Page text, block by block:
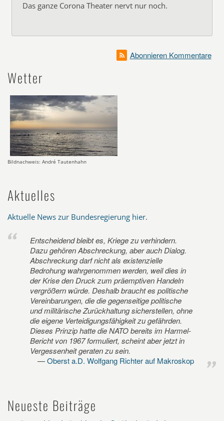
Das ganze Corona Theater nervt nur noch.
Abonnieren Kommentare
Wetter
Bildnachweis: André Tautenhahn
Aktuelles
Aktuelle News zur Bundesregierung hier.
Entscheidend bleibt es, Kriege zu verhindern.
Dazu gehören Abschreckung, aber auch Dialog.
Abschreckung darf nicht als existenzielle
Bedrohung wahrgenommen werden, weil dies in
der Krise den Druck zum präemptiven Handeln
vergrößern würde. Deshalb braucht es politische
Vereinbarungen, die die gegenseitige politische
und militärische Zurückhaltung sicherstellen, ohne
die eigene Verteidigungsfähigkeit zu gefährden.
Dieses Prinzip hatte die NATO bereits im Harmel-
Bericht von 1967 formuliert, scheint aber jetzt in
Vergessenheit geraten zu sein.
Oberst a.D. Wolfgang Richter auf Makroskop
Neueste Beiträge